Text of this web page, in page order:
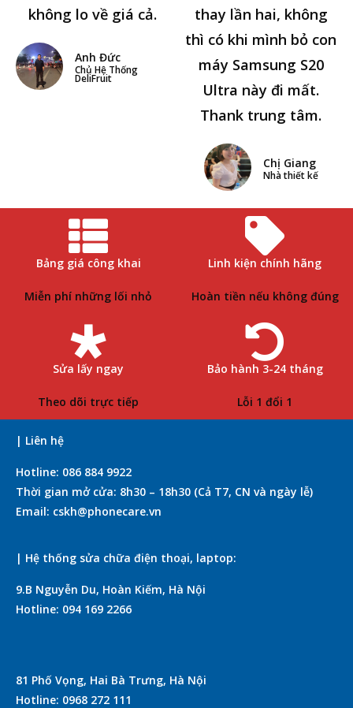
không lo về giá cả.
Anh Đức
Chủ Hệ Thống
DeliFruit
thay lần hai, không
thì có khi mình bỏ con
máy Samsung S20
Ultra này đi mất.
Thank trung tâm.
Chị Giang
Nhà thiết kế
Bảng giá công khai
Miễn phí những lối nhỏ
Linh kiện chính hãng
Hoàn tiền nếu không đúng
Sửa lấy ngay
Theo dõi trực tiếp
Bảo hành 3-24 tháng
Lỗi 1 đổi 1
| Liên hệ
Hotline: 086 884 9922
Thời gian mở cửa: 8h30 – 18h30 (Cả T7, CN và ngày lễ)
Email: cskh@phonecare.vn
| Hệ thống sửa chữa điện thoại, laptop:
9.B Nguyễn Du, Hoàn Kiếm, Hà Nội
Hotline: 094 169 2266
81 Phố Vọng, Hai Bà Trưng, Hà Nội
Hotline: 0968 272 111